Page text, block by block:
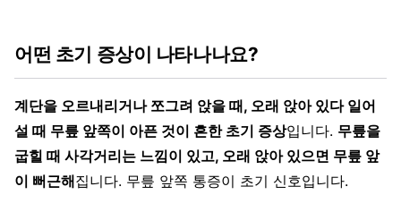
어떤 초기 증상이 나타나나요?
계단을 오르내리거나 쪼그려 앉을 때, 오래 앉아 있다 일어
설 때 무릎 앞쪽이 아픈 것이 흔한 초기 증상입니다. 무릎을
굽힐 때 사각거리는 느낌이 있고, 오래 앉아 있으면 무릎 앞
이 뻐근해집니다. 무릎 앞쪽 통증이 초기 신호입니다.